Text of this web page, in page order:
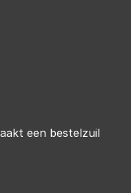
een bestelzuil